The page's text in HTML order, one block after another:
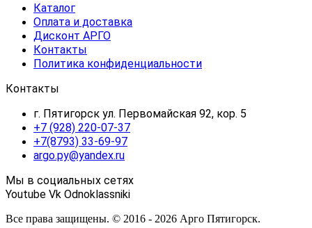
Каталог
Оплата и доставка
Дисконт АРГО
Контакты
Политика конфиденциальности
Контакты
г. Пятигорск ул. Первомайская 92, кор. 5
+7 (928) 220-07-37
+7(8793) 33-69-97
argo.py@yandex.ru
Мы в социальных сетях
Youtube Vk Odnoklassniki
Все права защищены. © 2016 - 2026 Арго Пятигорск.